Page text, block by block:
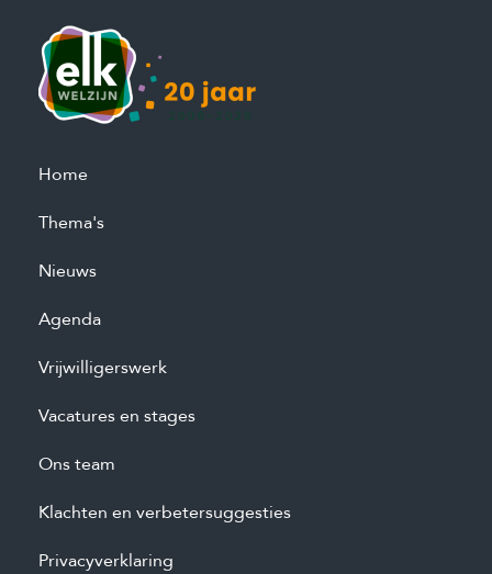
Home
Thema's
Nieuws
Agenda
Vrijwilligerswerk
Vacatures en stages
Ons team
Klachten en verbetersuggesties
Privacyverklaring